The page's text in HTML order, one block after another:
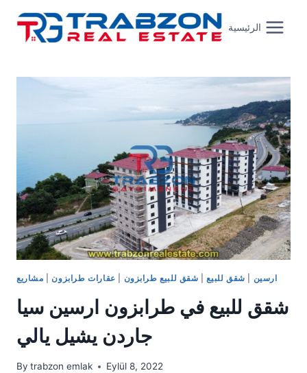
content
الرئيسية
ارسين شقق للبيع شقق للبيع طرابزون عقارات طرابزون| مشاريع
شقق للبيع في طرابزون ارسين سيا
جاردن يشيل يالي
By trabzon emlak Eylül 8, 2022